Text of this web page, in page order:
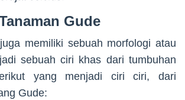
Gude
memiliki sebuah morfologi atau
sebuah ciri khas dari tumbuhan
yang menjadi ciri ciri, dari
Gude: